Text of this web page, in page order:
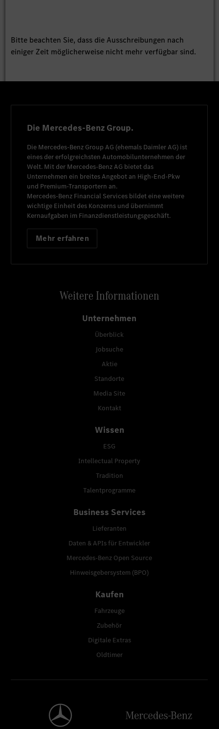
Bitte beachten Sie, dass die Ausschreibungen nach
einiger Zeit möglicherweise nicht mehr verfügbar sind.
Die Mercedes-Benz Group.
Die Mercedes-Benz Group AG (ehemals Daimler AG) ist
eines der erfolgreichsten Automobilunternehmen der
Welt. Mit der Mercedes-Benz AG bietet das
Unternehmen ein breites Angebot an High-End-Pkw
und Premium-Transportern an.
Mercedes-Benz Financial Services bildet eine weitere
wichtige Einheit des Konzerns und übernimmt
Kernaufgaben im Finanzdienstleistungsgeschäft.
Mehr erfahren
Weitere Informationen
Unternehmen
Überblick
Jobsuche
Aktie
Standorte
Media Site
Kontakt
Wissen
ESG
Intellectual Property
Tradition
Talentprogramme
Business Services
Lieferanten
Daten & APIs für Entwickler
Mercedes-Benz Open Source
Hinweisgebersystem (BPO)
Kaufen
Fahrzeuge
Zubehör
Digitale Extras
Oldtimer